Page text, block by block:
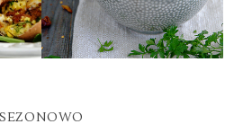
SEZONOWO